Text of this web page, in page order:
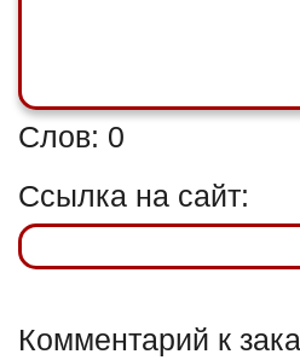
Слов: 0
Ссылка на сайт:
Комментарий к